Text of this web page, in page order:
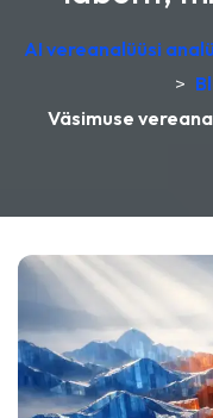
AI vereanalüüsi
>
Väsimuse